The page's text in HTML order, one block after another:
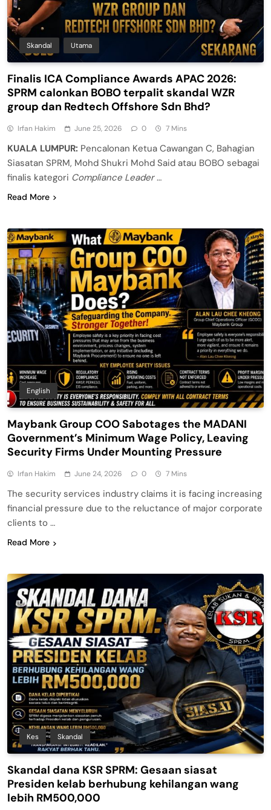
Skandal Utama
Finalis ICA Compliance Awards APAC 2026:
SPRM calonkan BOBO terpalit skandal WZR
group dan Redtech Offshore Sdn Bhd?
Irfan Hakim June 25, 2026 0 7 Mins
KUALA LUMPUR: Pencalonan Ketua Cawangan C, Bahagian
Siasatan SPRM, Mohd Shukri Mohd Said atau BOBO sebagai
finalis kategori Compliance Leader…
Read More
English
Maybank Group COO Sabotages the MADANI
Government’s Minimum Wage Policy, Leaving
Security Firms Under Mounting Pressure
Irfan Hakim June 24, 2026 0 7 Mins
The security services industry claims it is facing increasing
financial pressure due to the reluctance of major corporate
clients to …
Read More
Kes Skandal
Skandal dana KSR SPRM: Gesaan siasat
Presiden kelab berhubung kehilangan wang
lebih RM500,000